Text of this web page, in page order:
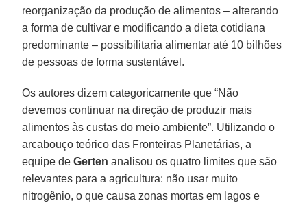
reorganização da produção de alimentos – alterando
a forma de cultivar e modificando a dieta cotidiana
predominante – possibilitaria alimentar até 10 bilhões
de pessoas de forma sustentável.
Os autores dizem categoricamente que “Não
devemos continuar na direção de produzir mais
alimentos às custas do meio ambiente”. Utilizando o
arcabouço teórico das Fronteiras Planetárias, a
equipe deGerten analisou os quatro limites que são
relevantes para a agricultura: não usar muito
nitrogênio, o que causa zonas mortas em lagos e